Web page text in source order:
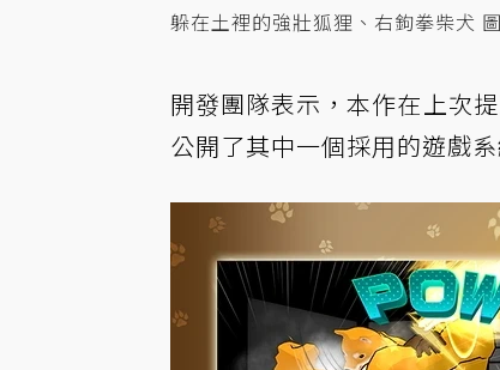
躲在土裡的強壯狐狸、右鉤拳柴犬
開發團隊表示，本作在上次
公開了其中一個採用的遊戲系